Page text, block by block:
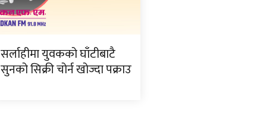
सर्लाहीमा युवकको घाँटीबाटै
सुनको सिक्री चोर्न खोज्दा पक्राउ